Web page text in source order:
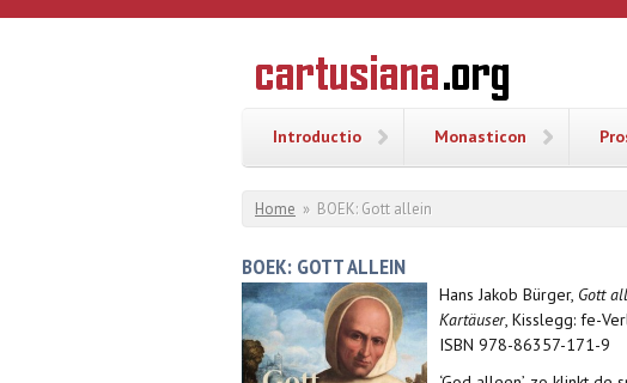
Overslaan en naar de inhoud gaan
CARTUSIANA
Geschiedenis
van de
Introductio Monasticon
U bent hier
Home » BOEK: Gott allein
BOEK: GOTT ALLEIN
Hans Jakob Bürger, Gott
Kartäuser, Kisslegg: fe-
ISBN 978-86357-171-9